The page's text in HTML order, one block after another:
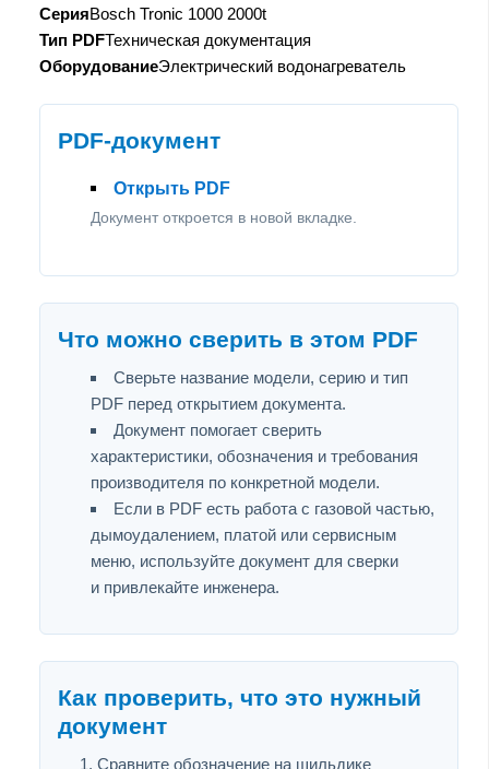
СерияBosch Tronic 1000 2000t
Тип PDFТехническая документация
ОборудованиеЭлектрический водонагреватель
PDF-документ
Открыть PDF
Документ откроется в новой вкладке.
Что можно сверить в этом PDF
Сверьте название модели, серию и тип
PDF перед открытием документа.
Документ помогает сверить
характеристики, обозначения и требования
производителя по конкретной модели.
Если в PDF есть работа с газовой частью,
дымоудалением, платой или сервисным
меню, используйте документ для сверки
и привлекайте инженера.
Как проверить, что это нужный
документ
Сравните обозначение на шильдике